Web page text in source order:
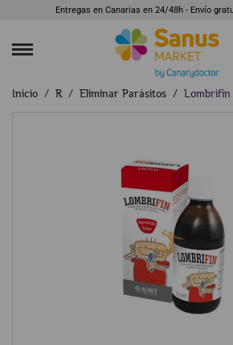
Entregas en Canarias en 24/48h - Envío
Inicio R Eliminar Parásitos Lombrifin